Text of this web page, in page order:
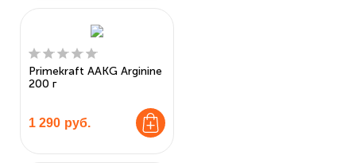
Primekraft AAKG Arginine
200 г
1 290 руб.